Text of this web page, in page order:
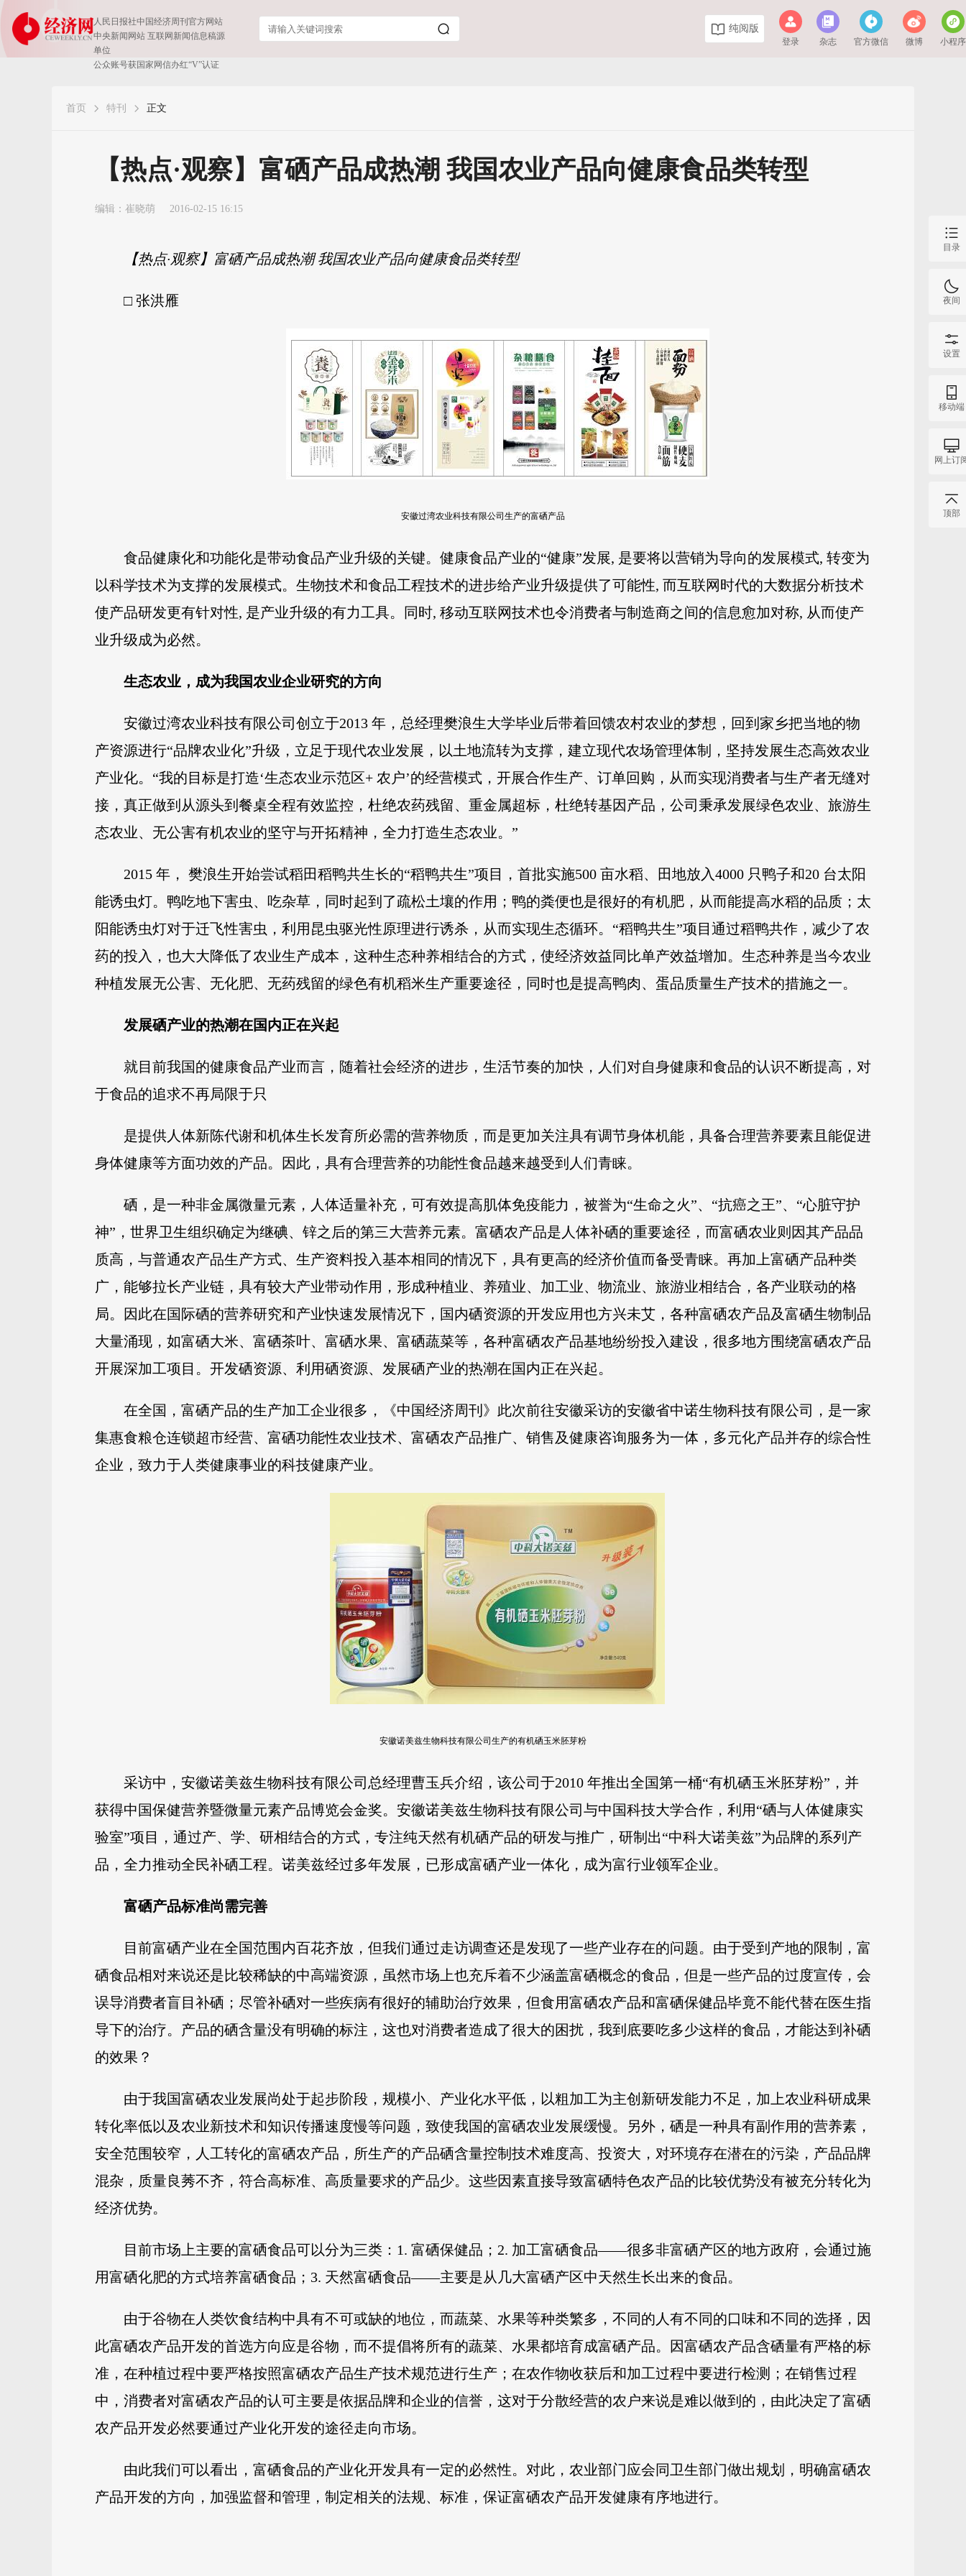
人民日报社中国经济周刊官方网站
中央新闻网站 互联网新闻信息稿源
单位
公众账号获国家网信办红“V”认证
纯阅版
登录 杂志 官方微信 微博 小程序
首页 特刊 正文
【热点·观察】富硒产品成热潮 我国农业产品向健康食品类转型
编辑：崔晓萌 2016-02-15 16:15
【热点·观察】富硒产品成热潮我国农业产品向健康食品类转型
□ 张洪雁
安徽过湾农业科技有限公司生产的富硒产品
食品健康化和功能化是带动食品产业升级的关键。健康食品产业的“健康”发展, 是要将以营销为导向的发展模式, 转变为
以科学技术为支撑的发展模式。生物技术和食品工程技术的进步给产业升级提供了可能性, 而互联网时代的大数据分析技术
使产品研发更有针对性, 是产业升级的有力工具。同时, 移动互联网技术也令消费者与制造商之间的信息愈加对称, 从而使产
业升级成为必然。
生态农业，成为我国农业企业研究的方向
安徽过湾农业科技有限公司创立于2013 年，总经理樊浪生大学毕业后带着回馈农村农业的梦想，回到家乡把当地的物
产资源进行“品牌农业化”升级，立足于现代农业发展，以土地流转为支撑，建立现代农场管理体制，坚持发展生态高效农业
产业化。“我的目标是打造‘生态农业示范区+ 农户’的经营模式，开展合作生产、订单回购，从而实现消费者与生产者无缝对
接，真正做到从源头到餐桌全程有效监控，杜绝农药残留、重金属超标，杜绝转基因产品，公司秉承发展绿色农业、旅游生
态农业、无公害有机农业的坚守与开拓精神，全力打造生态农业。”
2015 年， 樊浪生开始尝试稻田稻鸭共生长的“稻鸭共生”项目，首批实施500 亩水稻、田地放入4000 只鸭子和20 台太阳
能诱虫灯。鸭吃地下害虫、吃杂草，同时起到了疏松土壤的作用；鸭的粪便也是很好的有机肥，从而能提高水稻的品质；太
阳能诱虫灯对于迁飞性害虫，利用昆虫驱光性原理进行诱杀，从而实现生态循环。“稻鸭共生”项目通过稻鸭共作，减少了农
药的投入，也大大降低了农业生产成本，这种生态种养相结合的方式，使经济效益同比单产效益增加。生态种养是当今农业
种植发展无公害、无化肥、无药残留的绿色有机稻米生产重要途径，同时也是提高鸭肉、蛋品质量生产技术的措施之一。
发展硒产业的热潮在国内正在兴起
就目前我国的健康食品产业而言，随着社会经济的进步，生活节奏的加快，人们对自身健康和食品的认识不断提高，对
于食品的追求不再局限于只
是提供人体新陈代谢和机体生长发育所必需的营养物质，而是更加关注具有调节身体机能，具备合理营养要素且能促进
身体健康等方面功效的产品。因此，具有合理营养的功能性食品越来越受到人们青睐。
硒，是一种非金属微量元素，人体适量补充，可有效提高肌体免疫能力，被誉为“生命之火”、“抗癌之王”、“心脏守护
神”，世界卫生组织确定为继碘、锌之后的第三大营养元素。富硒农产品是人体补硒的重要途径，而富硒农业则因其产品品
质高，与普通农产品生产方式、生产资料投入基本相同的情况下，具有更高的经济价值而备受青睐。再加上富硒产品种类
广，能够拉长产业链，具有较大产业带动作用，形成种植业、养殖业、加工业、物流业、旅游业相结合，各产业联动的格
局。因此在国际硒的营养研究和产业快速发展情况下，国内硒资源的开发应用也方兴未艾，各种富硒农产品及富硒生物制品
大量涌现，如富硒大米、富硒茶叶、富硒水果、富硒蔬菜等，各种富硒农产品基地纷纷投入建设，很多地方围绕富硒农产品
开展深加工项目。开发硒资源、利用硒资源、发展硒产业的热潮在国内正在兴起。
在全国，富硒产品的生产加工企业很多，《中国经济周刊》此次前往安徽采访的安徽省中诺生物科技有限公司，是一家
集惠食粮仓连锁超市经营、富硒功能性农业技术、富硒农产品推广、销售及健康咨询服务为一体，多元化产品并存的综合性
企业，致力于人类健康事业的科技健康产业。
安徽诺美兹生物科技有限公司生产的有机硒玉米胚芽粉
采访中，安徽诺美兹生物科技有限公司总经理曹玉兵介绍，该公司于2010 年推出全国第一桶“有机硒玉米胚芽粉”，并
获得中国保健营养暨微量元素产品博览会金奖。安徽诺美兹生物科技有限公司与中国科技大学合作，利用“硒与人体健康实
验室”项目，通过产、学、研相结合的方式，专注纯天然有机硒产品的研发与推广，研制出“中科大诺美兹”为品牌的系列产
品，全力推动全民补硒工程。诺美兹经过多年发展，已形成富硒产业一体化，成为富行业领军企业。
富硒产品标准尚需完善
目前富硒产业在全国范围内百花齐放，但我们通过走访调查还是发现了一些产业存在的问题。由于受到产地的限制，富
硒食品相对来说还是比较稀缺的中高端资源，虽然市场上也充斥着不少涵盖富硒概念的食品，但是一些产品的过度宣传，会
误导消费者盲目补硒；尽管补硒对一些疾病有很好的辅助治疗效果，但食用富硒农产品和富硒保健品毕竟不能代替在医生指
导下的治疗。产品的硒含量没有明确的标注，这也对消费者造成了很大的困扰，我到底要吃多少这样的食品，才能达到补硒
的效果？
由于我国富硒农业发展尚处于起步阶段，规模小、产业化水平低，以粗加工为主创新研发能力不足，加上农业科研成果
转化率低以及农业新技术和知识传播速度慢等问题，致使我国的富硒农业发展缓慢。另外，硒是一种具有副作用的营养素，
安全范围较窄，人工转化的富硒农产品，所生产的产品硒含量控制技术难度高、投资大，对环境存在潜在的污染，产品品牌
混杂，质量良莠不齐，符合高标准、高质量要求的产品少。这些因素直接导致富硒特色农产品的比较优势没有被充分转化为
经济优势。
目前市场上主要的富硒食品可以分为三类：1. 富硒保健品；2. 加工富硒食品——很多非富硒产区的地方政府，会通过施
用富硒化肥的方式培养富硒食品；3. 天然富硒食品——主要是从几大富硒产区中天然生长出来的食品。
由于谷物在人类饮食结构中具有不可或缺的地位，而蔬菜、水果等种类繁多，不同的人有不同的口味和不同的选择，因
此富硒农产品开发的首选方向应是谷物，而不提倡将所有的蔬菜、水果都培育成富硒产品。因富硒农产品含硒量有严格的标
准，在种植过程中要严格按照富硒农产品生产技术规范进行生产；在农作物收获后和加工过程中要进行检测；在销售过程
中，消费者对富硒农产品的认可主要是依据品牌和企业的信誉，这对于分散经营的农户来说是难以做到的，由此决定了富硒
农产品开发必然要通过产业化开发的途径走向市场。
由此我们可以看出，富硒食品的产业化开发具有一定的必然性。对此，农业部门应会同卫生部门做出规划，明确富硒农
产品开发的方向，加强监督和管理，制定相关的法规、标准，保证富硒农产品开发健康有序地进行。
目录
夜间
设置
移动端
网上订
顶部